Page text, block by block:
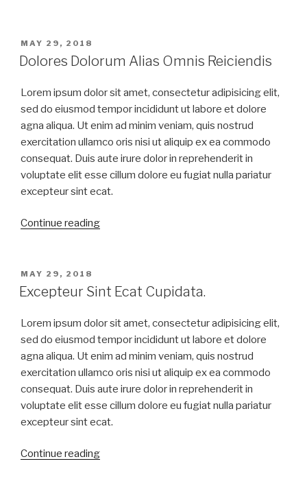
MAY 29, 2018
Dolores Dolorum Alias Omnis Reiciendis
Lorem ipsum dolor sit amet, consectetur adipisicing elit,
sed do eiusmod tempor incididunt ut labore et dolore
agna aliqua. Ut enim ad minim veniam, quis nostrud
exercitation ullamco oris nisi ut aliquip ex ea commodo
consequat. Duis aute irure dolor in reprehenderit in
voluptate elit esse cillum dolore eu fugiat nulla pariatur
excepteur sint ecat.
Continue reading
MAY 29, 2018
Excepteur Sint Ecat Cupidata.
Lorem ipsum dolor sit amet, consectetur adipisicing elit,
sed do eiusmod tempor incididunt ut labore et dolore
agna aliqua. Ut enim ad minim veniam, quis nostrud
exercitation ullamco oris nisi ut aliquip ex ea commodo
consequat. Duis aute irure dolor in reprehenderit in
voluptate elit esse cillum dolore eu fugiat nulla pariatur
excepteur sint ecat.
Continue reading